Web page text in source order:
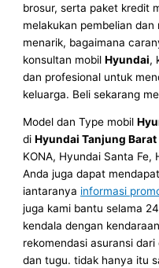
brosur, serta paket kredit
melakukan pembelian
menarik, bagaimana
konsultan mobilHyundai,
dan profesional untuk
keluarga. Beli sekarang
Model dan Type mobil
diHyundai Tanjung Barat
KONA, Hyundai Santa Fe,
Anda juga dapat
iantaranya informasi
juga kami bantu selama
kendala dengan
rekomendasi asuransi
dan tugu. tidak hanya itu